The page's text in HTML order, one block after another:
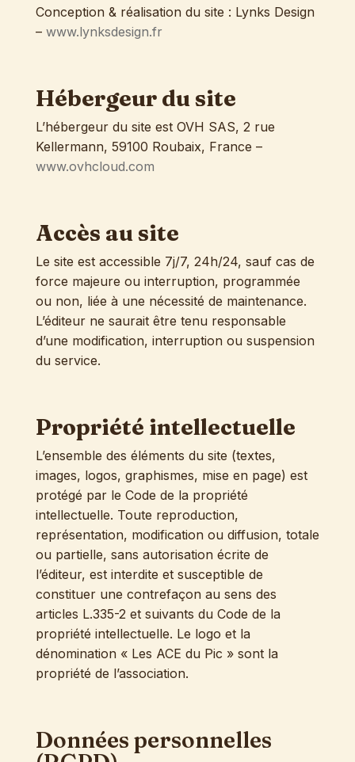
Conception & réalisation du site : Lynks Design
– www.lynksdesign.fr
Hébergeur du site
L’hébergeur du site est OVH SAS, 2 rue
Kellermann, 59100 Roubaix, France –
www.ovhcloud.com
Accès au site
Le site est accessible 7j/7, 24h/24, sauf cas de
force majeure ou interruption, programmée
ou non, liée à une nécessité de maintenance.
L’éditeur ne saurait être tenu responsable
d’une modification, interruption ou suspension
du service.
Propriété intellectuelle
L’ensemble des éléments du site (textes,
images, logos, graphismes, mise en page) est
protégé par le Code de la propriété
intellectuelle. Toute reproduction,
représentation, modification ou diffusion, totale
ou partielle, sans autorisation écrite de
l’éditeur, est interdite et susceptible de
constituer une contrefaçon au sens des
articles L.335-2 et suivants du Code de la
propriété intellectuelle. Le logo et la
dénomination « Les ACE du Pic » sont la
propriété de l’association.
Données personnelles